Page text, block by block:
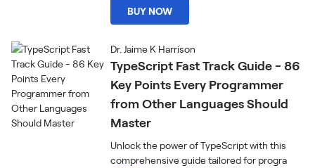
BUY NOW
Dr. Jaime K Harrison
TypeScript Fast Track Guide - 86
Key Points Every Programmer
from Other Languages Should
Master
Unlock the power of TypeScript with this
comprehensive guide tailored for progra